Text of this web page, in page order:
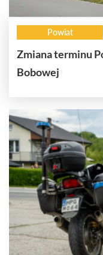
Powiat
Zmiana terminu
Bobowej